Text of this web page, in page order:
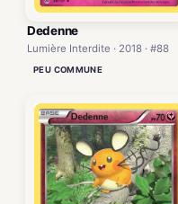
Dedenne
Lumière Interdite · 2018 · #88
PEU COMMUNE